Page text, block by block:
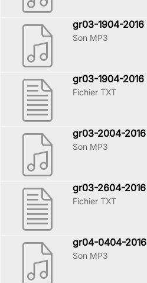
gr03-1904-2016
Son MP3
gr03-1904-2016
Fichier TXT
gr03-2004-2016
Son MP3
gr03-2604-2016
Fichier TXT
gr04-0404-2016
Son MP3